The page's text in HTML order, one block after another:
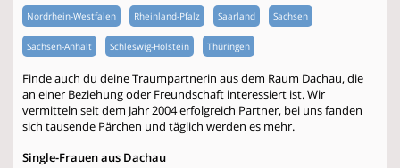
Nordrhein-Westfalen Rheinland-Pfalz Saarland Sachsen
Sachsen-Anhalt Schleswig-Holstein Thüringen
Finde auch du deine Traumpartnerin aus dem Raum Dachau, die
an einer Beziehung oder Freundschaft interessiert ist. Wir
vermitteln seit dem Jahr 2004 erfolgreich Partner, bei uns fanden
sich tausende Pärchen und täglich werden es mehr.
Single-Frauen aus Dachau